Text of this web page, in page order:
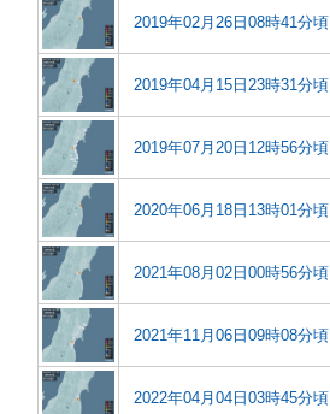
2019年02月26日08時41分頃
2019年04月15日23時31分頃
2019年07月20日12時56分頃
2020年06月18日13時01分頃
2021年08月02日00時56分頃
2021年11月06日09時08分頃
2022年04月04日03時45分頃